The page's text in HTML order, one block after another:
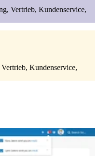
Vertrieb, Kundenservice,
Kundenservice,